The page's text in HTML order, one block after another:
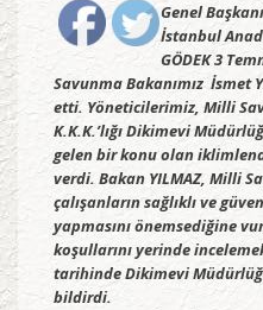
Genel
İstanbul
GÖDEK 3
Savunma Bakanımız İsmet
etti. Yöneticilerimiz, Milli
K.K.K.’lığı Dikimevi
gelen bir konu olan
verdi. Bakan YILMAZ, Milli
çalışanların sağlıklı ve
yapmasını önemsediğine
koşullarını yerinde
tarihinde Dikimevi
bildirdi.